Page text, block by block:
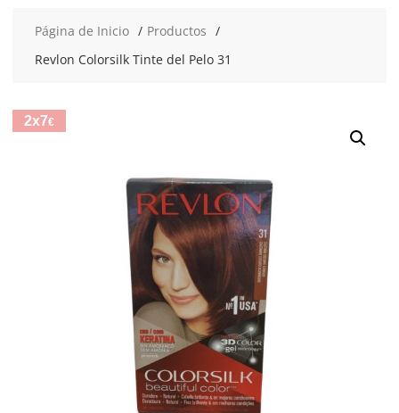
Página de Inicio
Productos
Revlon Colorsilk Tinte del Pelo 31
2x7€